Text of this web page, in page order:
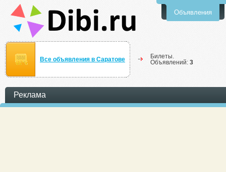
Объявления
Все объявления в Саратове
Билеты.
Объявлений: 3
Реклама